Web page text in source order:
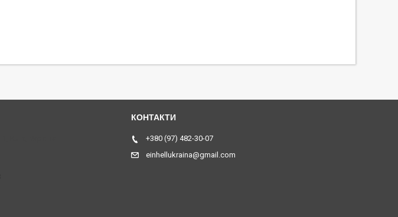
+380 (97) 482-30-07
einhellukraina@gmail.com